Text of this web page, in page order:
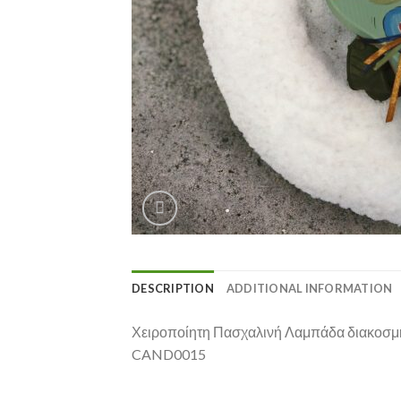
DESCRIPTION ADDITIONAL INFORMATION
Χειροποίητη Πασχαλινή Λαμπάδα
CAND0015